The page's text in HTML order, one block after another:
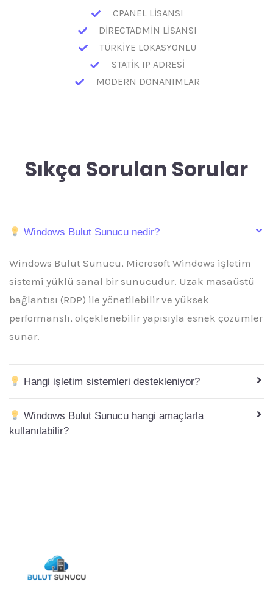
CPANEL LİSANSI
DİRECTADMİN LİSANSI
TÜRKİYE LOKASYONLU
STATİK IP ADRESİ
MODERN DONANIMLAR
Sıkça Sorulan Sorular
Windows Bulut Sunucu nedir?
Windows Bulut Sunucu, Microsoft Windows işletim
sistemi yüklü sanal bir sunucudur. Uzak masaüstü
bağlantısı (RDP) ile yönetilebilir ve yüksek
performanslı, ölçeklenebilir yapısıyla esnek çözümler
sunar.
Hangi işletim sistemleri destekleniyor?
Windows Bulut Sunucu hangi amaçlarla
kullanılabilir?